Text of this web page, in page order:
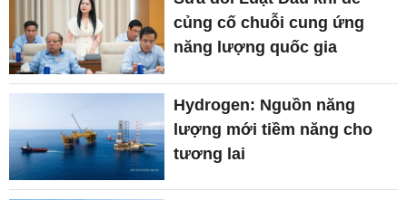
củng cố chuỗi cung ứng
năng lượng quốc gia
Hydrogen: Nguồn năng
lượng mới tiềm năng cho
tương lai